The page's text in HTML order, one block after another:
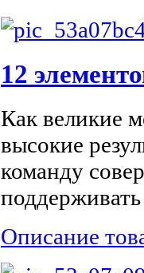
12
Как великие
высокие
команду
Описание